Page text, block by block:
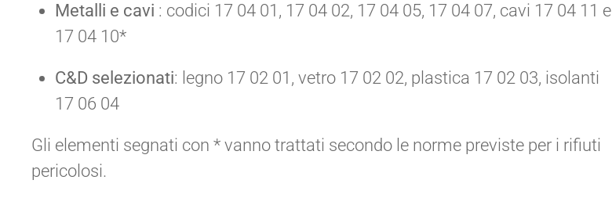
Metalli e cavi : codici 17 04 01, 17 04 02, 17 04 05, 17 04 07, cavi 17 04 11 e
17 04 10*
C&D selezionati: legno 17 02 01, vetro 17 02 02, plastica 17 02 03, isolanti
17 06 04
Gli elementi segnati con * vanno trattati secondo le norme previste per i rifiuti
pericolosi.